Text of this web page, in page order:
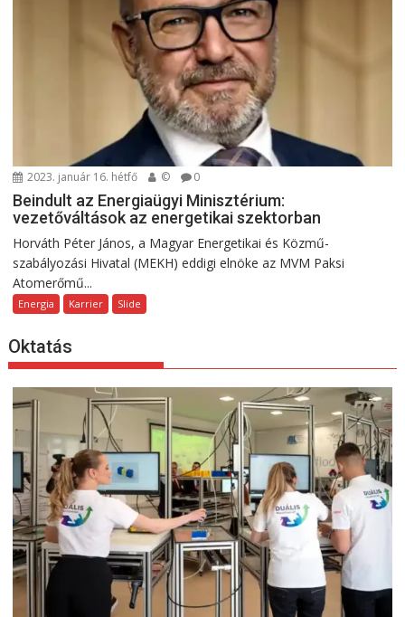
2023. január 16. hétfő © 0
Beindult az Energiaügyi Minisztérium:
vezetőváltások az energetikai szektorban
Horváth Péter János, a Magyar Energetikai és Közmű-
szabályozási Hivatal (MEKH) eddigi elnöke az MVM Paksi
Atomerőmű...
Energia Karrier Slide
Oktatás